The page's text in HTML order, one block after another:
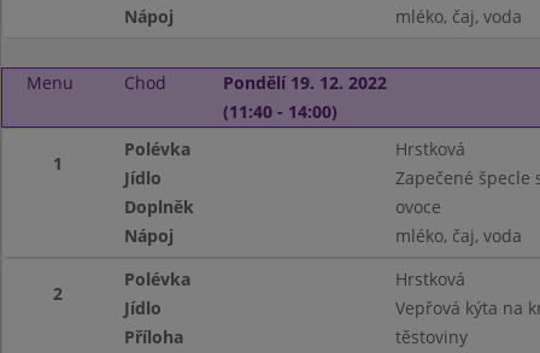
Nápoj
mléko, čaj, voda
Menu Chod
Pondělí 19. 12. 2022
(11:40 - 14:00)
1
Polévka
Hrstková
Jídlo
Zapečené špecle
Doplněk
ovoce
Nápoj
mléko, čaj, voda
2
Polévka
Hrstková
Jídlo
Vepřová kýta na
Příloha
těstoviny